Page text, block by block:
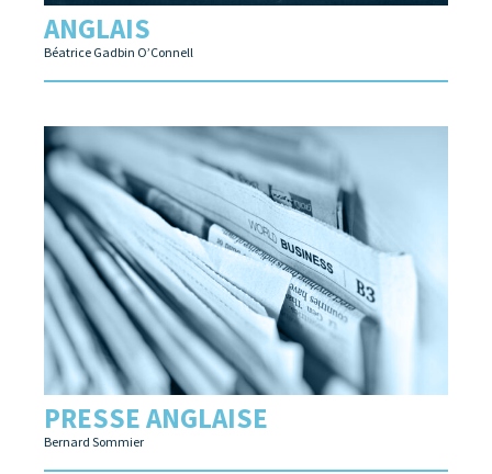
ANGLAIS
Béatrice Gadbin O’Connell
PRESSE ANGLAISE
Bernard Sommier